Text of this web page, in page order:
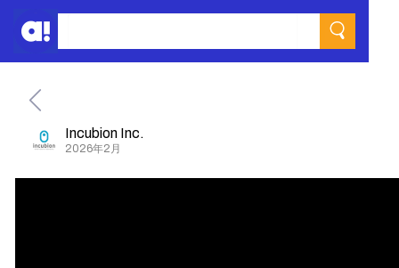
Incubion Inc.
2026年2月